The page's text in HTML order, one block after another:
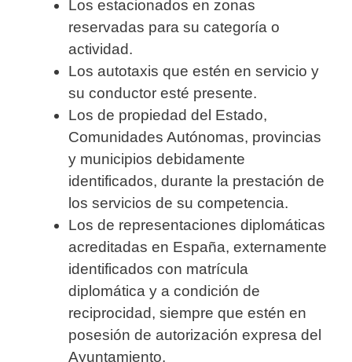
Los estacionados en zonas
reservadas para su categoría o
actividad.
Los autotaxis que estén en servicio y
su conductor esté presente.
Los de propiedad del Estado,
Comunidades Autónomas, provincias
y municipios debidamente
identificados, durante la prestación de
los servicios de su competencia.
Los de representaciones diplomáticas
acreditadas en España, externamente
identificados con matrícula
diplomática y a condición de
reciprocidad, siempre que estén en
posesión de autorización expresa del
Ayuntamiento.